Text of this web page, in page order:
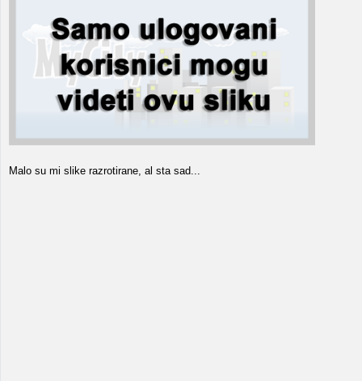
Malo su mi slike razrotirane, al sta sad...